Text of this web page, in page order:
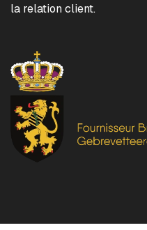
la relation client.